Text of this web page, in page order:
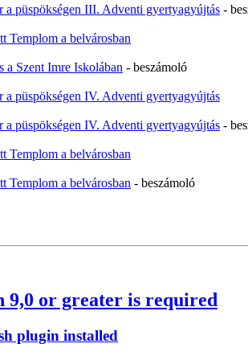
a püspökségen III. Adventi gyertyagyújtás -
Templom a belvárosban
a Szent Imre Iskolában - beszámoló
a püspökségen IV. Adventi gyertyagyújtás
a püspökségen IV. Adventi gyertyagyújtás -
Templom a belvárosban
Templom a belvárosban - beszámoló
9,0 or greater is required
plugin installed